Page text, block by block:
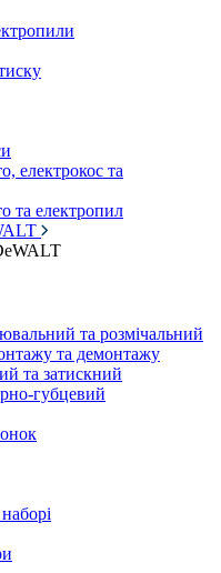
електрокос та
та електропил
та розмічальний
та демонтажу
та затискний
губцевий